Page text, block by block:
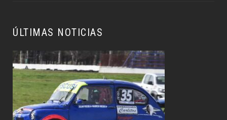
ÚLTIMAS NOTICIAS